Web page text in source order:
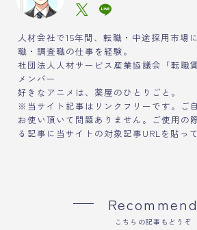
人材会社で15年間、転職・中途採用市場
職・調査職の仕事を経験。
社団法人人材サービス産業協議会「転職
メンバー
好きなアニメは、薬屋のひとりごと。
※当サイト記事はリンクフリーです。ご
お使い頂いて問題ありません。ご使用の
る記事に当サイトの対象記事URLを貼っ
Recommend
こちらの記事もどうぞ